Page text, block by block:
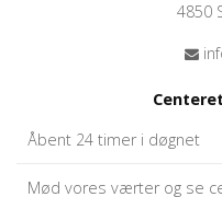
4850
Åbent 24 timer i døgnet
Mød vores værter og se